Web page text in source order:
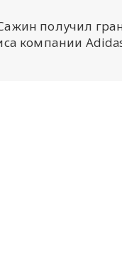
получил
компании